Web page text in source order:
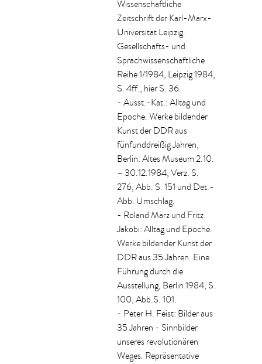
Wissenschaftliche
Zeitschrift der Karl-Marx-
Universität Leipzig.
Gesellschafts- und
Sprachwissenschaftliche
Reihe 1/1984, Leipzig 1984,
S. 4ff., hier S. 36.
- Ausst.-Kat.: Alltag und
Epoche. Werke bildender
Kunst der DDR aus
fünfunddreißig Jahren,
Berlin: Altes Museum 2.10.
– 30.12.1984, Verz. S.
276, Abb. S. 151 und Det.-
Abb. Umschlag.
- Roland März und Fritz
Jakobi: Alltag und Epoche.
Werke bildender Kunst der
DDR aus 35 Jahren. Eine
Führung durch die
Ausstellung, Berlin 1984, S.
100, Abb.S. 101.
- Peter H. Feist: Bilder aus
35 Jahren - Sinnbilder
unseres revolutionären
Weges. Repräsentative